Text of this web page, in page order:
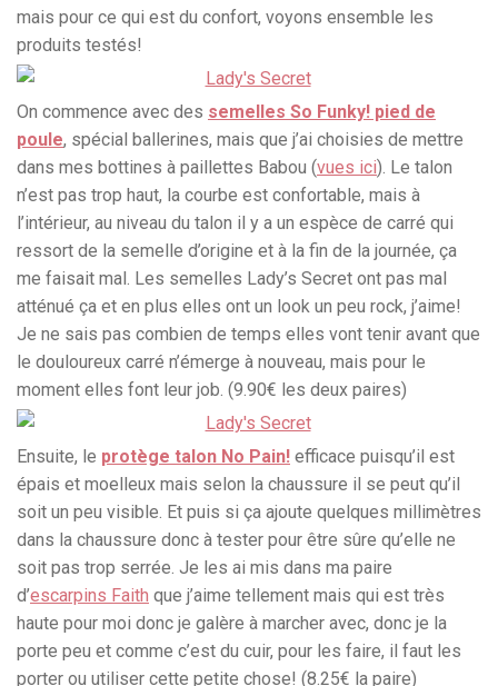
mais pour ce qui est du confort, voyons ensemble les
produits testés!
On commence avec des semelles So Funky! pied de
poule, spécial ballerines, mais que j’ai choisies de mettre
dans mes bottines à paillettes Babou (vues ici). Le talon
n’est pas trop haut, la courbe est confortable, mais à
l’intérieur, au niveau du talon il y a un espèce de carré qui
ressort de la semelle d’origine et à la fin de la journée, ça
me faisait mal. Les semelles Lady’s Secret ont pas mal
atténué ça et en plus elles ont un look un peu rock, j’aime!
Je ne sais pas combien de temps elles vont tenir avant que
le douloureux carré n’émerge à nouveau, mais pour le
moment elles font leur job. (9.90€ les deux paires)
Ensuite, le protège talon No Pain! efficace puisqu’il est
épais et moelleux mais selon la chaussure il se peut qu’il
soit un peu visible. Et puis si ça ajoute quelques millimètres
dans la chaussure donc à tester pour être sûre qu’elle ne
soit pas trop serrée. Je les ai mis dans ma paire
d’escarpins Faith que j’aime tellement mais qui est très
haute pour moi donc je galère à marcher avec, donc je la
porte peu et comme c’est du cuir, pour les faire, il faut les
porter ou utiliser cette petite chose! (8.25€ la paire)